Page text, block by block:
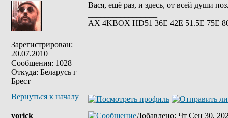
Зарегистрирован:
20.07.2010
Сообщения: 1028
Откуда: Беларусь г
Брест
Вася, ещё раз, и здесь, от всей души
АХ 4KBOX HD51 36E 42Е 51.5Е 75Е
Вернуться к началу
yorick Добавлено: Чт Сен 30,